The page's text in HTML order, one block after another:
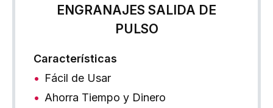
ENGRANAJES SALIDA DE
PULSO
Características
Fácil de Usar
Ahorra Tiempo y Dinero